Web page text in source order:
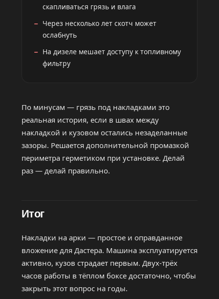
скапливаться грязь и влага
Через несколько лет скотч может
ослабнуть
На дизеле мешает доступу к топливному
фильтру
По минусам — грязь под накладками это
реальная история, если в швах между
накладкой и кузовом остались незаделанные
зазоры. Решается дополнительной промазкой
периметра герметиком при установке. Делай
раз — делай правильно.
Итог
Накладки на арки — простое и оправданное
вложение для Дастера. Машина эксплуатируется
активно, кузов страдает первым. Двух-трёх
часов работы в тёплом боксе достаточно, чтобы
закрыть этот вопрос на годы.